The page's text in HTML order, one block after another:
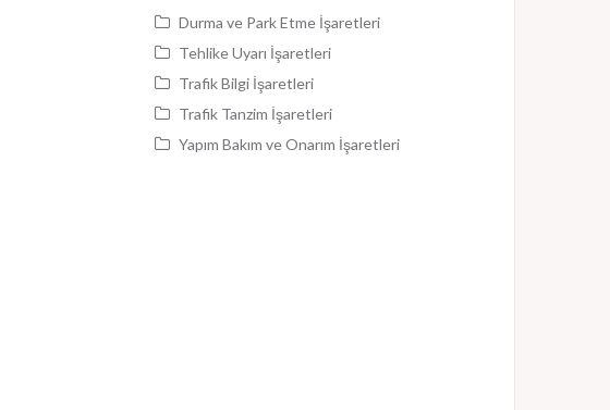
Durma ve Park Etme İşaretleri
Tehlike Uyarı İşaretleri
Trafik Bilgi İşaretleri
Trafik Tanzim İşaretleri
Yapım Bakım ve Onarım İşaretleri